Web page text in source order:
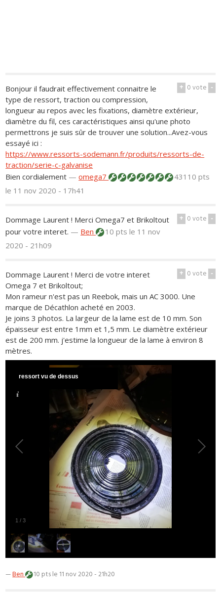
+ 0vote -
Bonjour il faudrait effectivement connaitre le
type de ressort, traction ou compression,
longueur au repos avec les fixations, diamètre extérieur,
diamètre du fil, ces caractéristiques ainsi qu'une photo
permettrons je suis sûr de trouver une solution...Avez-vous
essayé ici :
https://www.ressorts-sodemann.fr/produits/ressorts-de-
traction/serie-c-galvanise
Bien cordialement —omega7
43110 pts
le 11 nov 2020 - 17h41
+ 0vote -
Dommage Laurent ! Merci Omega7 et Brikoltout
pour votre interet. — Ben 10 ptsle 11 nov
2020 - 21h09
+ 0vote -
Dommage Laurent ! Merci de votre interet
Omega 7 et Brikoltout;
Mon rameur n'est pas un Reebok, mais un AC 3000. Une
marque de Décathlon acheté en 2003.
Je joins 3 photos. La largeur de la lame est de 10 mm. Son
épaisseur est entre 1mm et 1,5 mm. Le diamètre extérieur
est de 200 mm. j'estime la longueur de la lame à environ 8
mètres.
1 /3
ressort vu de dessus
—Ben 10 ptsle 11 nov 2020 - 21h20